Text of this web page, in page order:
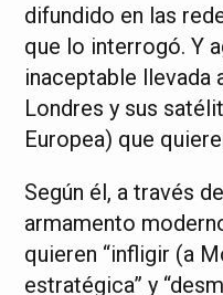
difundido en las
que lo interrogó. Y
inaceptable llevada
Londres y sus
Europea) que
Según él, a través
armamento
quieren “infligir (a
estratégica” y